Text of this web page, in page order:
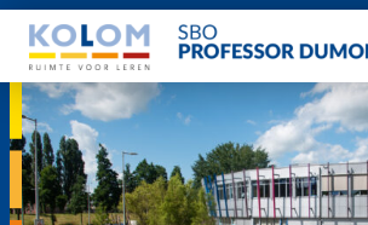
Ga
naar
de
inhoud